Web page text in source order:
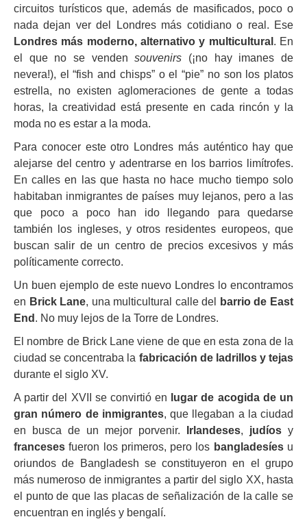
circuitos turísticos que, además de masificados, poco o
nada dejan ver del Londres más cotidiano o real. Ese
Londres más moderno, alternativo y multicultural . En
el que no se vendensouvenirs (¡no hay imanes de
nevera!), el “fish and chisps” o el “pie” no son los platos
estrella, no existen aglomeraciones de gente a todas
horas, la creatividad está presente en cada rincón y la
moda no es estar a la moda.
Para conocer este otro Londres más auténtico hay que
alejarse del centro y adentrarse en los barrios limítrofes.
En calles en las que hasta no hace mucho tiempo solo
habitaban inmigrantes de países muy lejanos, pero a las
que poco a poco han ido llegando para quedarse
también los ingleses, y otros residentes europeos, que
buscan salir de un centro de precios excesivos y más
políticamente correcto.
Un buen ejemplo de este nuevo Londres lo encontramos
en Brick Lane, una multicultural calle del
barrio de East
End . No muy lejos de la Torre de Londres.
El nombre de Brick Lane viene de que en esta zona de la
ciudad se concentraba la fabricación de ladrillos y tejas
durante el siglo XV.
A partir del XVII se convirtió en
lugar de acogida de un
gran número de inmigrantes, que llegaban a la ciudad
en busca de un mejor porvenir.
Irlandeses, judíos y
franceses fueron los primeros, pero los bangladesíesu
oriundos de Bangladesh se constituyeron en el grupo
más numeroso de inmigrantes a partir del siglo XX, hasta
el punto de que las placas de señalización de la calle se
encuentran en inglés y bengalí.